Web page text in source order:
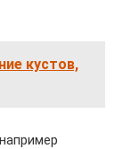
кустов,